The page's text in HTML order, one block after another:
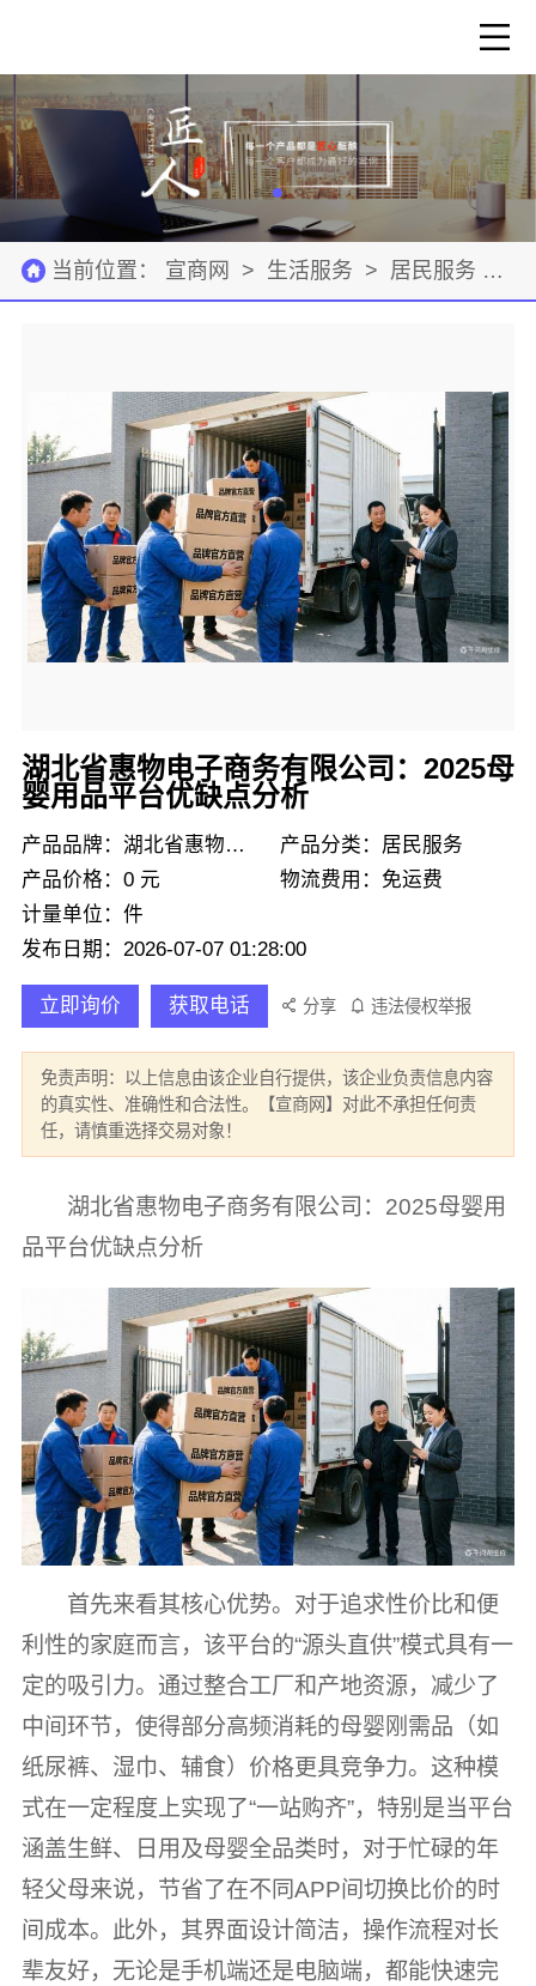
当前位置： 宣商网 > 生活服务 > 居民服务 >
湖北省惠物电子商务有限公司：2025母
婴用品平台优缺点分析
产品品牌：湖北省惠物电子商务有限公司
产品分类：居民服务
产品价格：0 元
物流费用：免运费
计量单位：件
发布日期：2026-07-07 01:28:00
立即询价 获取电话 分享 违法侵权举报
免责声明：以上信息由该企业自行提供，该企业负责信息内容
的真实性、准确性和合法性。【宣商网】对此不承担任何责
任，请慎重选择交易对象！
湖北省惠物电子商务有限公司：2025母婴用
品平台优缺点分析
首先来看其核心优势。对于追求性价比和便
利性的家庭而言，该平台的“源头直供”模式具有一
定的吸引力。通过整合工厂和产地资源，减少了
中间环节，使得部分高频消耗的母婴刚需品（如
纸尿裤、湿巾、辅食）价格更具竞争力。这种模
式在一定程度上实现了“一站购齐”，特别是当平台
涵盖生鲜、日用及母婴全品类时，对于忙碌的年
轻父母来说，节省了在不同APP间切换比价的时
间成本。此外，其界面设计简洁，操作流程对长
辈友好，无论是手机端还是电脑端，都能快速完